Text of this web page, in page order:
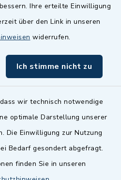
Ihre erteilte Einwilligung
über den Link in unseren
widerrufen.
Ich stimme nicht zu
wir technisch notwendige
optimale Darstellung unserer
Die Einwilligung zur Nutzung
Bedarf gesondert abgefragt.
finden Sie in unseren